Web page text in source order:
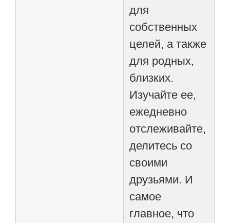
для
собственных
целей, а также
для родных,
близких.
Изучайте ее,
ежедневно
отслеживайте,
делитесь со
своими
друзьями. И
самое
главное, что